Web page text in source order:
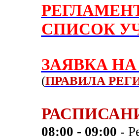
СПИСОК
ЗАЯВКА
(ПРАВИЛА
08:00 - 09:00 -